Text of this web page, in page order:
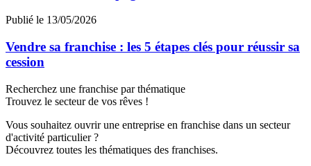
Publié le 13/05/2026
Vendre sa franchise : les 5 étapes clés pour réussir sa
cession
Recherchez une franchise par thématique
Trouvez le secteur de vos rêves !
Vous souhaitez ouvrir une entreprise en franchise dans un secteur
d'activité particulier ?
Découvrez toutes les thématiques des franchises.